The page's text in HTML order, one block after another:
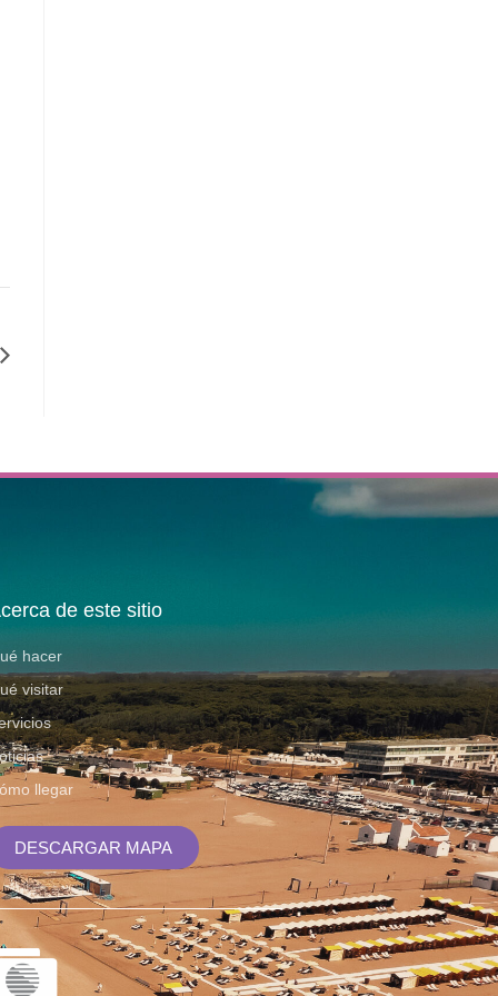
de este sitio
hacer
visitar
llegar
DESCARGAR MAPA